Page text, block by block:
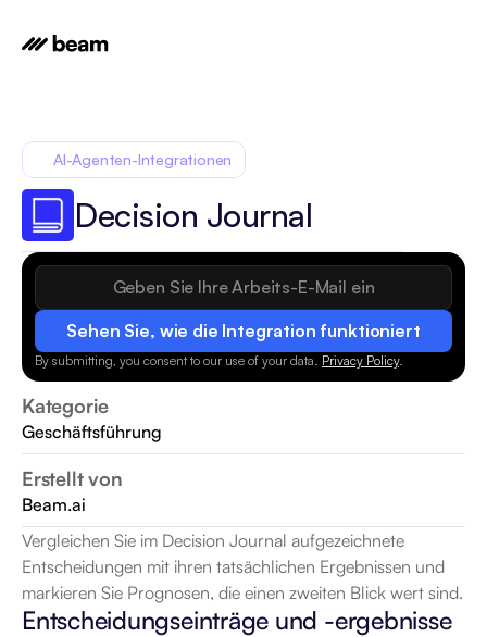
Sehen Sie, wie die Integration funktioniert
By submitting, you consent to our use of your data. Privacy Policy.
Kategorie
Geschäftsführung
Erstellt von
Beam.ai
AI-Agenten-Integrationen
Decision Journal
Vergleichen Sie im Decision Journal aufgezeichnete
Entscheidungen mit ihren tatsächlichen Ergebnissen und
markieren Sie Prognosen, die einen zweiten Blick wert sind.
Entscheidungseinträge und -ergebnisse